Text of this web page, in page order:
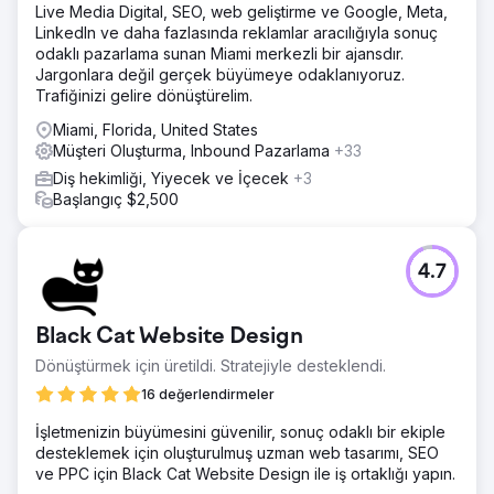
Çözüm
Malone Roofing için markayı ve müşteri kalitesini artıran bir
strateji geliştirdik. Bu, web sitesinin yenilenmesi, devam
eden içerik takvimi, SEO, sosyal medya yönetimi,
iyileştirilmiş vaka çalışmaları ve hesap bazlı satış ve
pazarlama çabalarının uygulanmasını içeren çok kanallı bir
yaklaşımdı.
Sonuç
Doğrudan pazarlama çabalarına atfedilen 10 Milyon
Potansiyel Müşterilerinde %244 Artış
Live Media Digital, SEO, web geliştirme ve Google, Meta,
LinkedIn ve daha fazlasında reklamlar aracılığıyla sonuç
odaklı pazarlama sunan Miami merkezli bir ajansdır.
Jargonlara değil gerçek büyümeye odaklanıyoruz.
Trafiğinizi gelire dönüştürelim.
Miami, Florida, United States
Müşteri Oluşturma, Inbound Pazarlama +33
Diş hekimliği, Yiyecek ve İçecek +3
Başlangıç $2,500
Black Cat Website Design
Dönüştürmek için üretildi. Stratejiyle desteklendi.
16 değerlendirmeler
4.7
İşletmenizin büyümesini güvenilir, sonuç odaklı bir ekiple
desteklemek için oluşturulmuş uzman web tasarımı, SEO
ve PPC için Black Cat Website Design ile iş ortaklığı yapın.